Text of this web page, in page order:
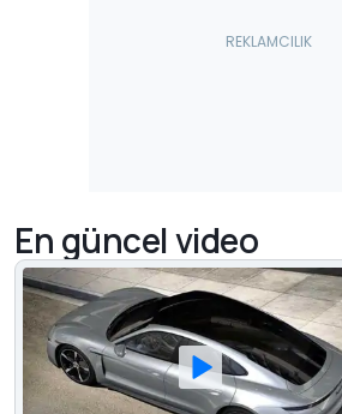
En güncel video